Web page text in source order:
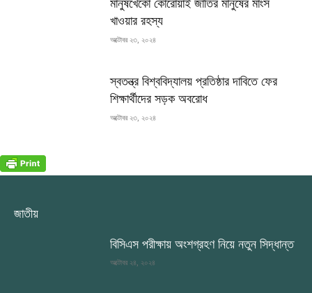
মানুষখেকো কোরোয়াই জাতির মানুষের মাংস
খাওয়ার রহস্য
অক্টোবর ২৩, ২০২৪
স্বতন্ত্র বিশ্ববিদ্যালয় প্রতিষ্ঠার দাবিতে ফের
শিক্ষার্থীদের সড়ক অবরোধ
অক্টোবর ২৩, ২০২৪
জাতীয়
বিসিএস পরীক্ষায় অংশগ্রহণ নিয়ে নতুন সিদ্ধান্ত
অক্টোবর ২৪, ২০২৪